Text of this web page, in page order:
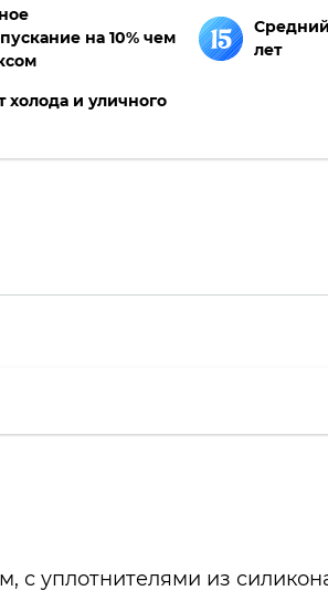
на 10% чем
Средний
лет
холода и уличного
уплотнителями из